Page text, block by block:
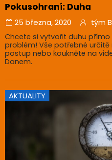
Pokusohraní: Duha
25 března, 2020 tým
Chcete si vytvořit duhu přímo
problém! Vše potřebné
postup nebo koukněte na
Danem.
AKTUALITY